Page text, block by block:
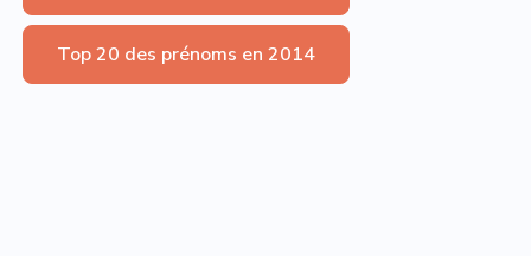
Top 20 des prénoms en 2014